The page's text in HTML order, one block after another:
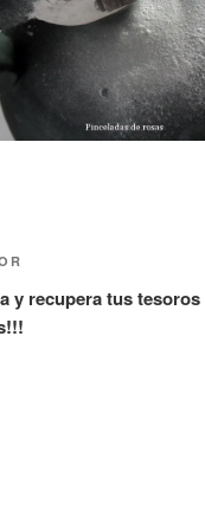
y recupera tus tesoros